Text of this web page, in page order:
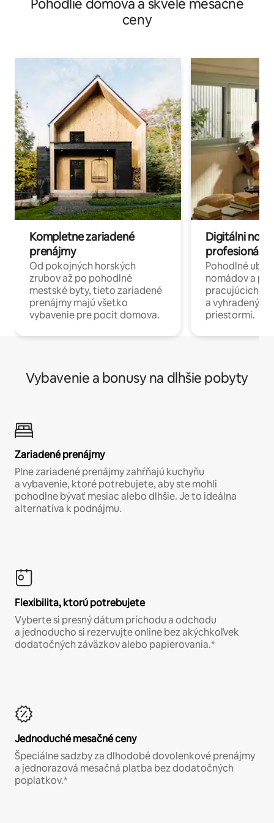
Pohodlie domova a skvelé mesačné
ceny
Kompletne zariadené
prenájmy
Od pokojných horských
zrubov až po pohodlné
mestské byty, tieto zariadené
prenájmy majú všetko
vybavenie pre pocit domova.
Digitálni
profesionáli
Pohodlné
nomádov a
pracujúcich
a
priestormi.
Vybavenie a bonusy na dlhšie pobyty
Zariadené prenájmy
Plne zariadené prenájmy zahŕňajú kuchyňu
a vybavenie, ktoré potrebujete, aby ste mohli
pohodlne bývať mesiac alebo dlhšie. Je to ideálna
alternatíva k podnájmu.
Flexibilita, ktorú potrebujete
Vyberte si presný dátum príchodu a odchodu
a jednoducho si rezervujte online bez akýchkoľvek
dodatočných záväzkov alebo papierovania.*
Jednoduché mesačné ceny
Špeciálne sadzby za dlhodobé dovolenkové prenájmy
a jednorazová mesačná platba bez dodatočných
poplatkov.*